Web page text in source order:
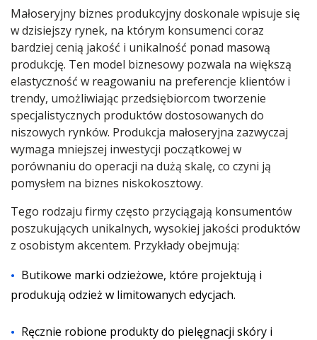
Małoseryjny biznes produkcyjny doskonale wpisuje się
w dzisiejszy rynek, na którym konsumenci coraz
bardziej cenią jakość i unikalność ponad masową
produkcję. Ten model biznesowy pozwala na większą
elastyczność w reagowaniu na preferencje klientów i
trendy, umożliwiając przedsiębiorcom tworzenie
specjalistycznych produktów dostosowanych do
niszowych rynków. Produkcja małoseryjna zazwyczaj
wymaga mniejszej inwestycji początkowej w
porównaniu do operacji na dużą skalę, co czyni ją
pomysłem na biznes niskokosztowy.
Tego rodzaju firmy często przyciągają konsumentów
poszukujących unikalnych, wysokiej jakości produktów
z osobistym akcentem. Przykłady obejmują:
Butikowe marki odzieżowe, które projektują i
produkują odzież w limitowanych edycjach.
Ręcznie robione produkty do pielęgnacji skóry i